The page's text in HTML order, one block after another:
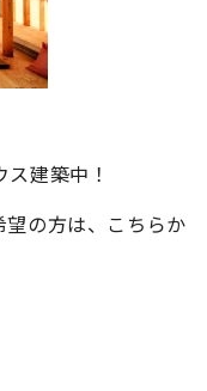
建築中！
の方は、こちらか